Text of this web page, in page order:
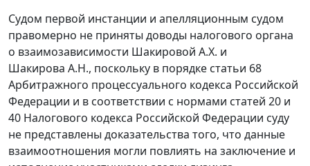
Судом первой инстанции и апелляционным судом
правомерно не приняты доводы налогового органа
о взаимозависимости Шакировой А.Х. и
Шакирова А.Н., поскольку в порядке статьи 68
Арбитражного процессуального кодекса Российской
Федерации и в соответствии с нормами статей 20 и
40 Налогового кодекса Российской Федерации суду
не представлены доказательства того, что данные
взаимоотношения могли повлиять на заключение и